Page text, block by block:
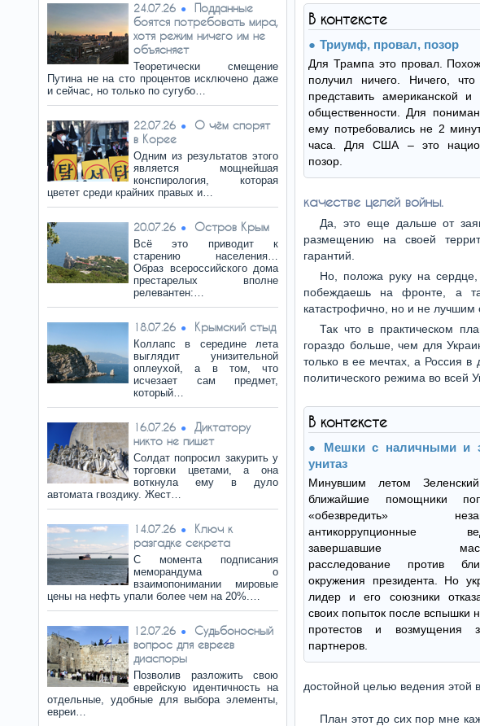
24.07.26
Подданные
боятся потребовать мира,
хотя режим ничего им не
объясняет
Теоретически смещение
Путина не на сто процентов исключено даже
и сейчас, но только по сугубо…
22.07.26
О чём спорят
в Корее
Одним из результатов этого
является мощнейшая
конспирология, которая
цветет среди крайних правых и…
20.07.26 Остров Крым
Всё это приводит к
старению населения…
Образ всероссийского дома
престарелых вполне
релевантен:…
18.07.26 Крымский стыд
Коллапс в середине лета
выглядит унизительной
оплеухой, а в том, что
исчезает сам предмет,
который…
16.07.26
Диктатору
никто не пишет
Солдат попросил закурить у
торговки цветами, а она
воткнула ему в дуло
автомата гвоздику. Жест…
14.07.26
Ключ к
разгадке секрета
С момента подписания
меморандума о
взаимопонимании мировые
цены на нефть упали более чем на 20%.…
12.07.26
Судьбоносный
вопрос для евреев
диаспоры
Позволив разложить свою
еврейскую идентичность на
отдельные, удобные для выбора элементы,
евреи…
В контексте
Триумф, провал, позор
Для Трампа это провал.
получил ничего. Ничего,
представить американской и
общественности. Для
ему потребовались не 2
часа. Для США – это
позор.
качестве целей войны.
Да, это еще дальше от
размещению на своей
гарантий.
Но, положа руку на
побеждаешь на фронте, а
катастрофично, но и не лучшим
Так что в практическом
гораздо больше, чем для
только в ее мечтах, а Россия в
политического режима во всей
В контексте
Мешки с наличными и
унитаз
Минувшим летом
ближайшие помощники
«обезвредить»
антикоррупционные
завершавшие
расследование против
окружения президента. Но
лидер и его союзники
своих попыток после вспышки
протестов и возмущения
партнеров.
достойной целью ведения этой
План этот до сих пор мне